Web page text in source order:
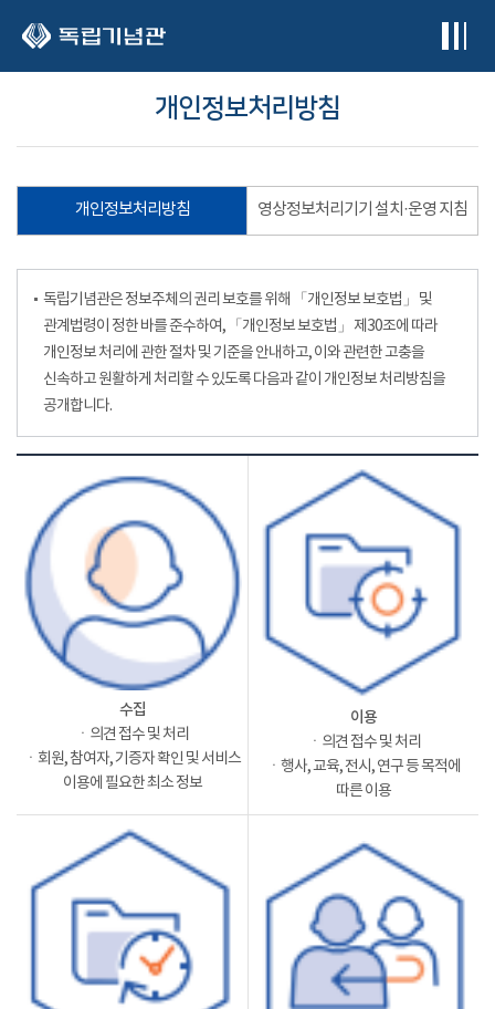
개인정보처리방침
개인정보처리방침 영상정보처리기기 설치·운영 지침
독립기념관은 정보주체의 권리 보호를 위해 「개인정보 보호법」 및
관계법령이 정한 바를 준수하여, 「개인정보 보호법」 제30조에 따라
개인정보 처리에 관한 절차 및 기준을 안내하고, 이와 관련한 고충을
신속하고 원활하게 처리할 수 있도록 다음과 같이 개인정보 처리방침을
공개합니다.
수집
ㆍ의견 접수 및 처리
ㆍ회원, 참여자, 기증자 확인 및 서비스
이용에 필요한 최소 정보
이용
ㆍ의견 접수 및 처리
ㆍ행사, 교육, 전시, 연구 등 목적에
따른 이용